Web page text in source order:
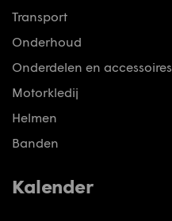
Transport
Onderhoud
Onderdelen en accessoires
Motorkledij
Helmen
Banden
Kalender